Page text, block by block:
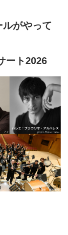
ルがやって
ート2026